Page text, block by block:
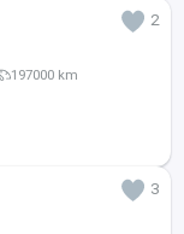
2
197000 km
3